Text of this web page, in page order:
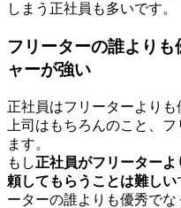
しまう正社員も多いです。
フリーターの誰より
ャーが強い
正社員はフリーターよりも
上司はもちろんのこと、
ます。
もし正社員がフリーター
頼してもらうことは難しい
ーターの誰よりも優秀で